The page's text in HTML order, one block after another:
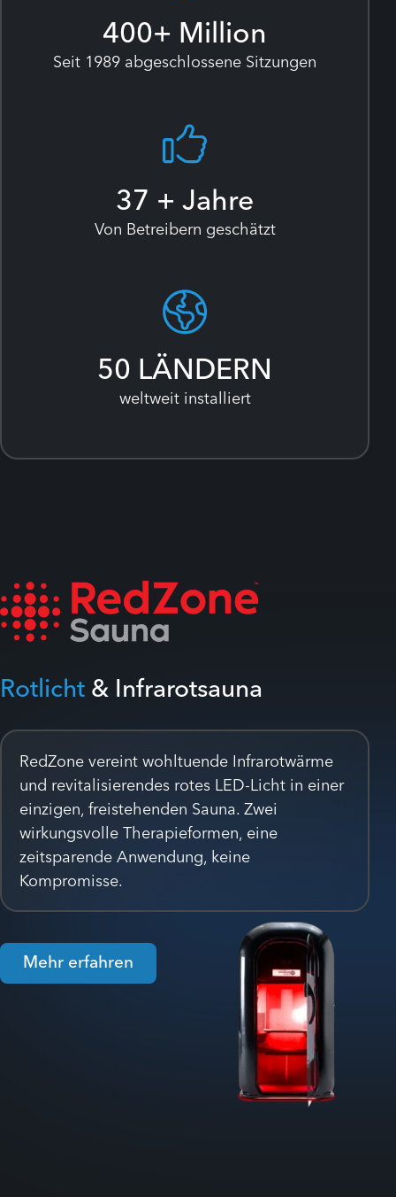
400+ Million
Seit 1989 abgeschlossene Sitzungen
37 + Jahre
Von Betreibern geschätzt
50 LÄNDERN
weltweit installiert
Rotlicht & Infrarotsauna
RedZone vereint wohltuende Infrarotwärme
und revitalisierendes rotes LED-Licht in einer
einzigen, freistehenden Sauna. Zwei
wirkungsvolle Therapieformen, eine
zeitsparende Anwendung, keine
Kompromisse.
Mehr erfahren